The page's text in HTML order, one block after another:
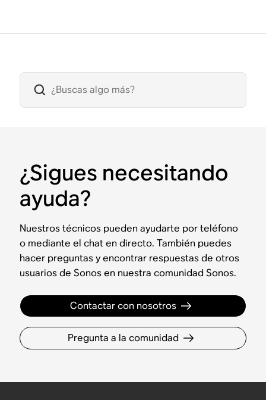
¿Sigues necesitando
ayuda?
Nuestros técnicos pueden ayudarte por teléfono
o mediante el chat en directo. También puedes
hacer preguntas y encontrar respuestas de otros
usuarios de Sonos en nuestra comunidad Sonos.
Contactar con nosotros
Pregunta a la comunidad